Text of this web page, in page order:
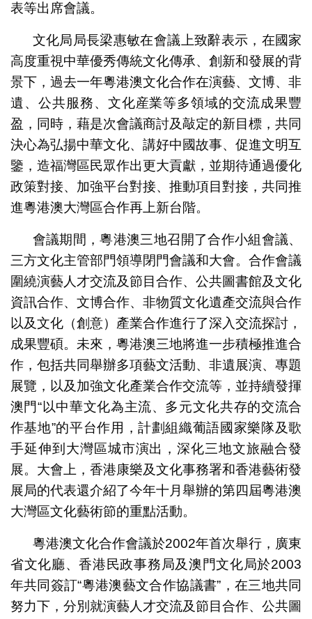
表等出席會議。
文化局局長梁惠敏在會議上致辭表示，在國家
高度重視中華優秀傳統文化傳承、創新和發展的背
景下，過去一年粵港澳文化合作在演藝、文博、非
遺、公共服務、文化産業等多領域的交流成果豐
盈，同時，藉是次會議商討及敲定的新目標，共同
決心為弘揚中華文化、講好中國故事、促進文明互
鑒，造福灣區民眾作出更大貢獻，並期待通過優化
政策對接、加強平台對接、推動項目對接，共同推
進粵港澳大灣區合作再上新台階。
會議期間，粵港澳三地召開了合作小組會議、
三方文化主管部門領導閉門會議和大會。合作會議
圍繞演藝人才交流及節目合作、公共圖書館及文化
資訊合作、文博合作、非物質文化遺產交流與合作
以及文化（創意）產業合作進行了深入交流探討，
成果豐碩。未來，粵港澳三地將進一步積極推進合
作，包括共同舉辦多項藝文活動、非遺展演、專題
展覽，以及加強文化產業合作交流等，並持續發揮
澳門“以中華文化為主流、多元文化共存的交流合
作基地”的平台作用，計劃組織葡語國家樂隊及歌
手延伸到大灣區城市演出，深化三地文旅融合發
展。大會上，香港康樂及文化事務署和香港藝術發
展局的代表還介紹了今年十月舉辦的第四屆粵港澳
大灣區文化藝術節的重點活動。
粵港澳文化合作會議於2002年首次舉行，廣東
省文化廳、香港民政事務局及澳門文化局於2003
年共同簽訂“粵港澳藝文合作協議書”，在三地共同
努力下，分別就演藝人才交流及節目合作、公共圖